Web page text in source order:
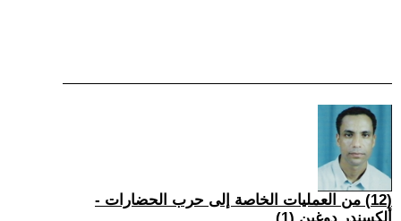
(12) من العمليات الخاصة إلى حرب الحضارات -